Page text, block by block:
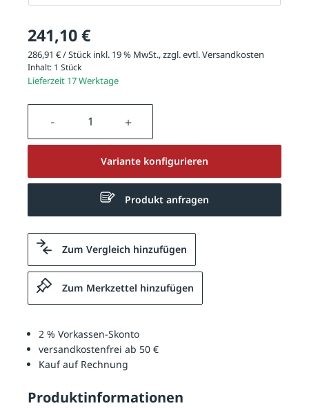
241,10 €
286,91 € / Stück inkl. 19 % MwSt., zzgl. evtl.Versandkosten
Inhalt: 1 Stück
Lieferzeit 17 Werktage
Produkt Anzahl: Gib den
Variante konfigurieren
Produkt anfragen
Zum Vergleich hinzufügen
Zum Merkzettel hinzufügen
2 % Vorkassen-Skonto
versandkostenfrei ab 50 €
Kauf auf Rechnung
Produktinformationen